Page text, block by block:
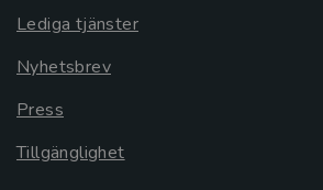
Lediga tjänster
Nyhetsbrev
Press
Tillgänglighet